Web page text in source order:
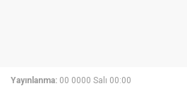
Yayınlanma: 00 0000 Salı 00:00